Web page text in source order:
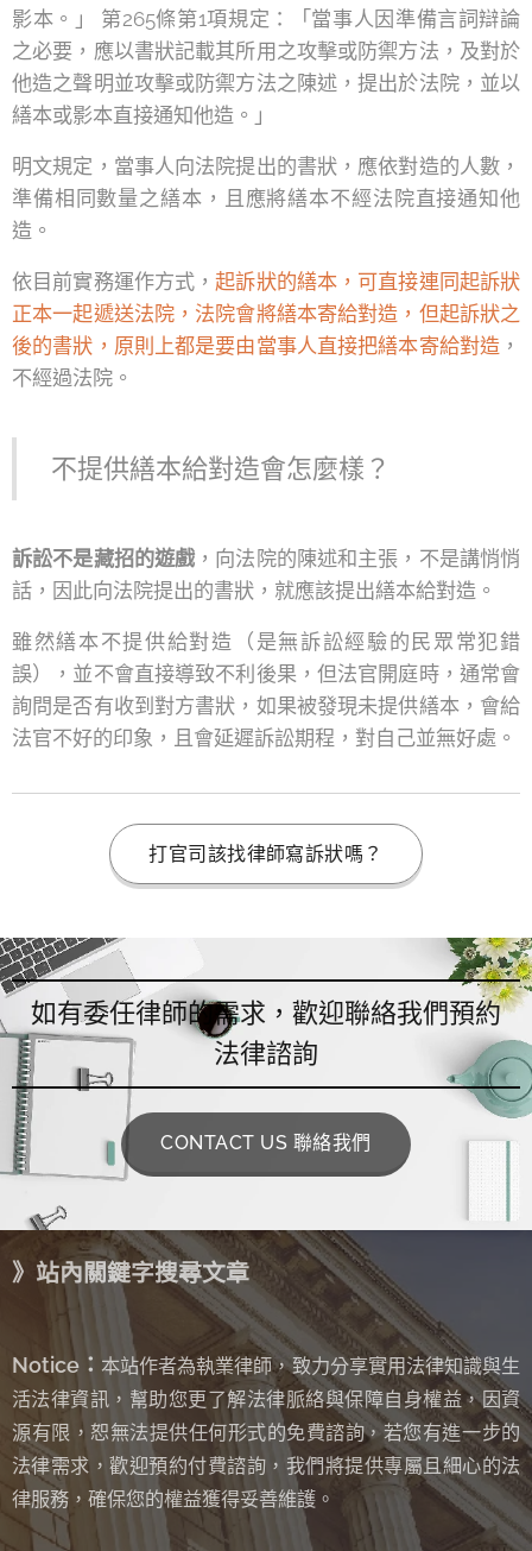
影本。」 第265條第1項規定：「當事人因準備言詞辯論
之必要，應以書狀記載其所用之攻擊或防禦方法，及對於
他造之聲明並攻擊或防禦方法之陳述，提出於法院，並以
繕本或影本直接通知他造。」
明文規定，當事人向法院提出的書狀，應依對造的人數，
準備相同數量之繕本，且應將繕本不經法院直接通知他
造。
依目前實務運作方式，起訴狀的繕本，可直接連同起訴狀
正本一起遞送法院，法院會將繕本寄給對造，但起訴狀之
後的書狀，原則上都是要由當事人直接把繕本寄給對造 ，
不經過法院。
不提供繕本給對造會怎麼樣？
訴訟不是藏招的遊戲 ，向法院的陳述和主張，不是講悄悄
話，因此向法院提出的書狀，就應該提出繕本給對造。
雖然繕本不提供給對造（是無訴訟經驗的民眾常犯錯
誤），並不會直接導致不利後果，但法官開庭時，通常會
詢問是否有收到對方書狀，如果被發現未提供繕本，會給
法官不好的印象，且會延遲訴訟期程，對自己並無好處。
打官司該找律師寫訴狀嗎？
如有委任律師的需求，歡迎聯絡我們預約
法律諮詢
CONTACT US 聯絡我們
》站內關鍵字搜尋文章
Notice： 本站作者為執業律師，致力分享實用法律知識與生
活法律資訊，幫助您更了解法律脈絡與保障自身權益，因資
源有限，恕無法提供任何形式的免費諮詢， 若您有進一步的
法律需求，歡迎預約付費諮詢，我們將提供專屬且細心的法
律服務，確保您的權益獲得妥善維護。